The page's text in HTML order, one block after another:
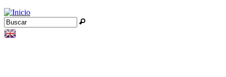
Jump to navigation
Formulario de búsqueda
Buscar